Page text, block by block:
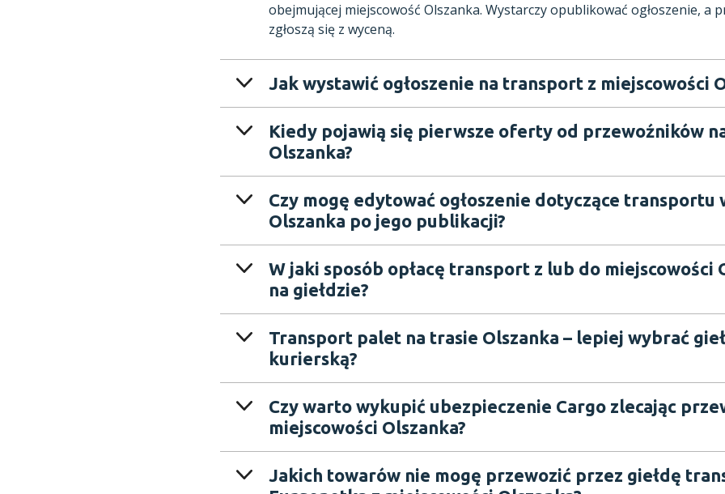
obejmującej miejscowość Olszanka. Wystarczy opublikować ogłoszenie, a
zgłoszą się z wyceną.
Jak wystawić ogłoszenie na transport z miejscowości
Kiedy pojawią się pierwsze oferty od przewoźników
Olszanka?
Czy mogę edytować ogłoszenie dotyczące transportu
Olszanka po jego publikacji?
W jaki sposób opłacę transport z lub do miejscowości
na giełdzie?
Transport palet na trasie Olszanka – lepiej wybrać
kurierską?
Czy warto wykupić ubezpieczenie Cargo zlecając
miejscowości Olszanka?
Jakich towarów nie mogę przewozić przez giełdę